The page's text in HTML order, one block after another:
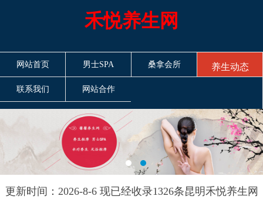
禾悦养生网
网站首页 男士SPA 桑拿会所 养生动态
联系我们 网站合作
更新时间：2026-8-6 现已经收录1326条昆明禾悦养生网